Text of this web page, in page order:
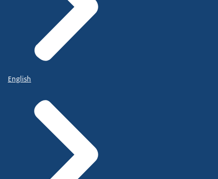
English